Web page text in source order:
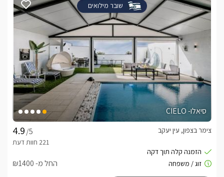
שובר מילואים
סיאלו- CIELO
/5
צימר בצפון, עין יעקב
החל מ- ₪1400